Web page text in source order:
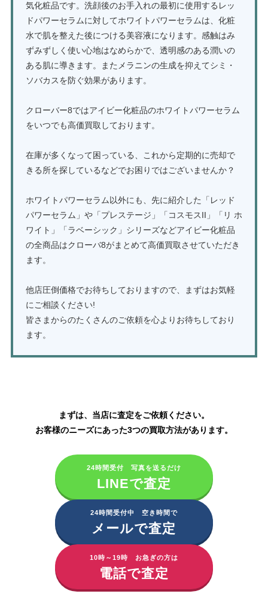
気化粧品です。洗顔後のお手入れの最初に使用するレッ
ドパワーセラムに対してホワイトパワーセラムは、化粧
水で肌を整えた後につける美容液になります。感触はみ
ずみずしく使い心地はなめらかで、透明感のある潤いの
ある肌に導きます。またメラニンの生成を抑えてシミ・
ソバカスを防ぐ効果があります。
クローバー8ではアイビー化粧品のホワイトパワーセラム
をいつでも高価買取しております。
在庫が多くなって困っている、これから定期的に売却で
きる所を探しているなどでお困りではございませんか？
ホワイトパワーセラム以外にも、先に紹介した「レッド
パワーセラム」や「プレステージ」「コスモスII」「リ ホ
ワイト」「ラベーシック」シリーズなどアイビー化粧品
の全商品はクローバ8がまとめて高価買取させていただき
ます。
他店圧倒価格でお待ちしておりますので、まずはお気軽
にご相談ください!
皆さまからのたくさんのご依頼を心よりお待ちしており
ます。
まずは、当店に査定をご依頼ください。
お客様のニーズにあった3つの買取方法があります。
24時間受付 写真を送るだけ
LINEで査定
24時間受付中 空き時間で
メールで査定
10時～19時 お急ぎの方は
電話で査定